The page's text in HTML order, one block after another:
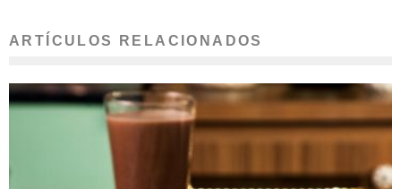
ARTÍCULOS RELACIONADOS